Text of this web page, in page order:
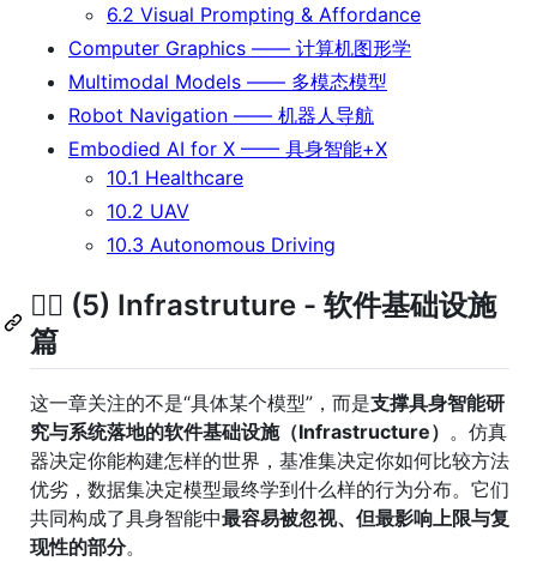
6.2 Visual Prompting & Affordance
Computer Graphics —— 计算机图形学
Multimodal Models —— 多模态模型
Robot Navigation —— 机器人导航
Embodied AI for X —— 具身智能+X
10.1 Healthcare
10.2 UAV
10.3 Autonomous Driving
🏋️‍♂️ (5) Infrastruture - 软件基础设施
篇
这一章关注的不是“具体某个模型”，而是支撑具身智能研
究与系统落地的软件基础设施（Infrastructure） 。仿真
器决定你能构建怎样的世界，基准集决定你如何比较方法
优劣，数据集决定模型最终学到什么样的行为分布。它们
共同构成了具身智能中最容易被忽视、但最影响上限与复
现性的部分。